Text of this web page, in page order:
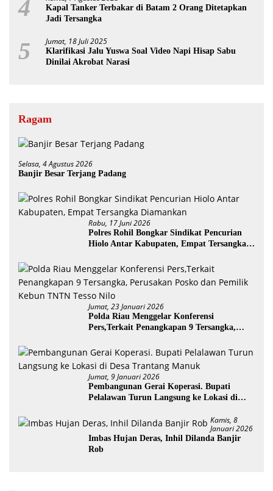
4
Kapal Tanker Terbakar di Batam 2 Orang Ditetapkan
Jadi Tersangka
5 Jumat, 18 Juli 2025
Klarifikasi Jalu Yuswa Soal Video Napi Hisap Sabu
Dinilai Akrobat Narasi
Ragam
Selasa, 4 Agustus 2026
Banjir Besar Terjang Padang
Rabu, 17 Juni 2026
Polres Rohil Bongkar Sindikat Pencurian
Hiolo Antar Kabupaten, Empat Tersangka
Jumat, 23 Januari 2026
Polda Riau Menggelar Konferensi
Pers,Terkait Penangkapan 9 Tersangka,
Tesso Nilo
Jumat, 9 Januari 2026
Pembangunan Gerai Koperasi. Bupati
Pelalawan Turun Langsung ke Lokasi di
Kamis, 8
Januari 2026
Imbas Hujan Deras, Inhil Dilanda Banjir
Rob